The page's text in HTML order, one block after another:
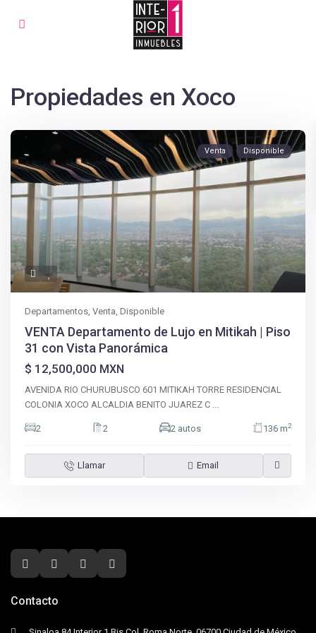
Propiedades en Xoco
Venta Disponible
Departamentos,Venta,Disponible
VENTA Departamento de Lujo en Mitikah | Piso
31 con Vista Panorámica
$ 12,500,000 MXN
AVENIDA RIO CHURUBUSCO 601 MITIKAH TORRE RESIDENCIAL
COLONIA XOCO ALCALDIA BENITO JUAREZ C ...
2 2 2 autos 136 m2
Llamar Email
Contacto